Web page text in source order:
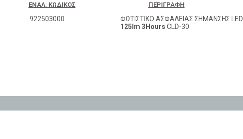
ΕΝΑΛ. ΚΩΔΙΚΌΣ ΠΕΡΙΓΡΑΦΉ
922503000 ΦΩΤΙΣΤΙΚΟ ΑΣΦΑΛΕΙΑΣ ΣΗΜΑΝΣΗΣ LED
125lm 3Hours CLD-30